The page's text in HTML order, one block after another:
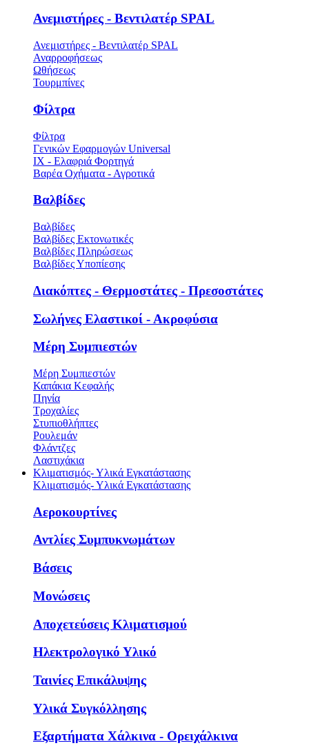
Ανεμιστήρες - Βεντιλατέρ SPAL
Ανεμιστήρες - Βεντιλατέρ SPAL
Αναρροφήσεως
Ωθήσεως
Τουρμπίνες
Φίλτρα
Φίλτρα
Γενικών Εφαρμογών Universal
ΙΧ - Ελαφριά Φορτηγά
Βαρέα Οχήματα - Αγροτικά
Βαλβίδες
Βαλβίδες
Βαλβίδες Εκτονωτικές
Βαλβίδες Πληρώσεως
Βαλβίδες Υποπίεσης
Διακόπτες - Θερμοστάτες - Πρεσοστάτες
Σωλήνες Ελαστικοί - Ακροφύσια
Μέρη Συμπιεστών
Μέρη Συμπιεστών
Καπάκια Κεφαλής
Πηνία
Τροχαλίες
Στυπιοθλήπτες
Ρουλεμάν
Φλάντζες
Λαστιχάκια
Κλιματισμός- Υλικά Εγκατάστασης
Κλιματισμός- Υλικά Εγκατάστασης
Αεροκουρτίνες
Αντλίες Συμπυκνωμάτων
Βάσεις
Μονώσεις
Αποχετεύσεις Κλιματισμού
Ηλεκτρολογικό Υλικό
Ταινίες Επικάλυψης
Υλικά Συγκόλλησης
Εξαρτήματα Χάλκινα - Ορειχάλκινα